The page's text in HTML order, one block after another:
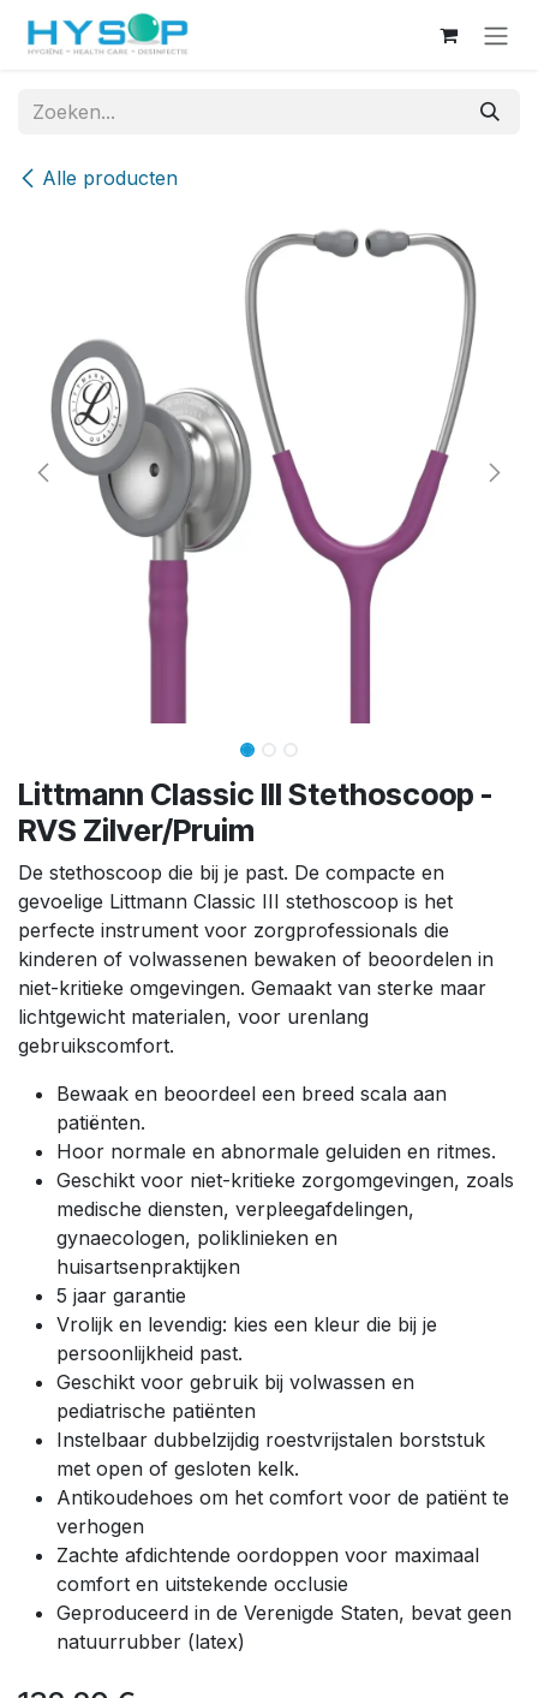
Overslaan naar inhoud
Alle producten
Littmann Classic III Stethoscoop -
RVS Zilver/Pruim
De stethoscoop die bij je past. De compacte en
gevoelige Littmann Classic III stethoscoop is het
perfecte instrument voor zorgprofessionals die
kinderen of volwassenen bewaken of beoordelen in
niet-kritieke omgevingen. Gemaakt van sterke maar
lichtgewicht materialen, voor urenlang
gebruikscomfort.
Bewaak en beoordeel een breed scala aan
patiënten.
Hoor normale en abnormale geluiden en ritmes.
Geschikt voor niet-kritieke zorgomgevingen, zoals
medische diensten, verpleegafdelingen,
gynaecologen, poliklinieken en
huisartsenpraktijken
5 jaar garantie
Vrolijk en levendig: kies een kleur die bij je
persoonlijkheid past.
Geschikt voor gebruik bij volwassen en
pediatrische patiënten
Instelbaar dubbelzijdig roestvrijstalen borststuk
met open of gesloten kelk.
Antikoudehoes om het comfort voor de patiënt te
verhogen
Zachte afdichtende oordoppen voor maximaal
comfort en uitstekende occlusie
Geproduceerd in de Verenigde Staten, bevat geen
natuurrubber (latex)